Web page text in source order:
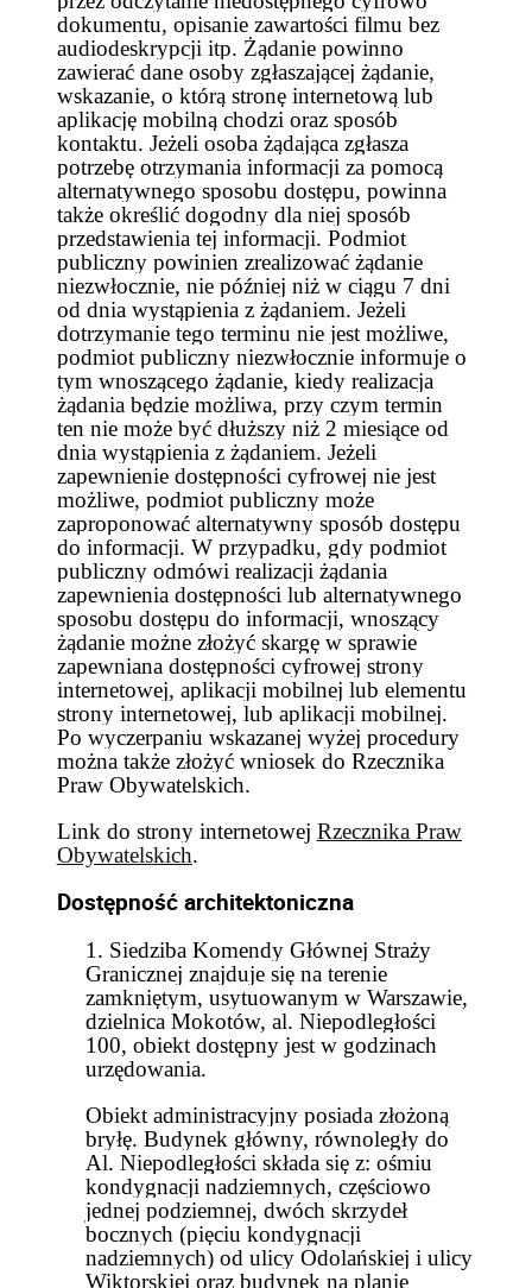
dokumentu, opisanie zawartości filmu bez
audiodeskrypcji itp. Żądanie powinno
zawierać dane osoby zgłaszającej żądanie,
wskazanie, o którą stronę internetową lub
aplikację mobilną chodzi oraz sposób
kontaktu. Jeżeli osoba żądająca zgłasza
potrzebę otrzymania informacji za pomocą
alternatywnego sposobu dostępu, powinna
także określić dogodny dla niej sposób
przedstawienia tej informacji. Podmiot
publiczny powinien zrealizować żądanie
niezwłocznie, nie później niż w ciągu 7 dni
od dnia wystąpienia z żądaniem. Jeżeli
dotrzymanie tego terminu nie jest możliwe,
podmiot publiczny niezwłocznie informuje o
tym wnoszącego żądanie, kiedy realizacja
żądania będzie możliwa, przy czym termin
ten nie może być dłuższy niż 2 miesiące od
dnia wystąpienia z żądaniem. Jeżeli
zapewnienie dostępności cyfrowej nie jest
możliwe, podmiot publiczny może
zaproponować alternatywny sposób dostępu
do informacji. W przypadku, gdy podmiot
publiczny odmówi realizacji żądania
zapewnienia dostępności lub alternatywnego
sposobu dostępu do informacji, wnoszący
żądanie możne złożyć skargę w sprawie
zapewniana dostępności cyfrowej strony
internetowej, aplikacji mobilnej lub elementu
strony internetowej, lub aplikacji mobilnej.
Po wyczerpaniu wskazanej wyżej procedury
można także złożyć wniosek do Rzecznika
Praw Obywatelskich.
Link do strony internetowej Rzecznika Praw
Obywatelskich.
Dostępność architektoniczna
1. Siedziba Komendy Głównej Straży
Granicznej znajduje się na terenie
zamkniętym, usytuowanym w Warszawie,
dzielnica Mokotów, al. Niepodległości
100, obiekt dostępny jest w godzinach
urzędowania.
Obiekt administracyjny posiada złożoną
bryłę. Budynek główny, równoległy do
Al. Niepodległości składa się z: ośmiu
kondygnacji nadziemnych, częściowo
jednej podziemnej, dwóch skrzydeł
bocznych (pięciu kondygnacji
nadziemnych) od ulicy Odolańskiej i ulicy
Wiktorskiej oraz budynek na planie